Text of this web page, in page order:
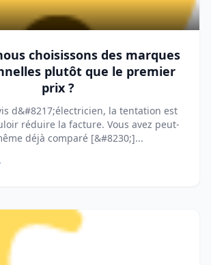
choisissons des marques
plutôt que le premier
prix ?
d&#8217;électricien, la tentation est
réduire la facture. Vous avez peut-
déjà comparé [&#8230;]...